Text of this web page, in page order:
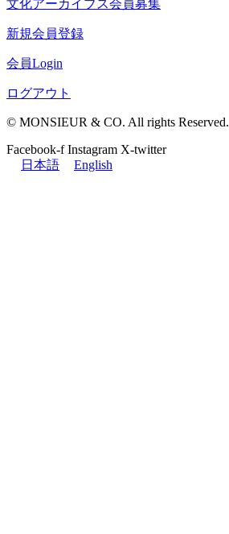
文化アーカイブス会員募集
新規会員登録
会員Login
ログアウト
© MONSIEUR & CO. All rights Reserved.
Facebook-f Instagram X-twitter
日本語
English